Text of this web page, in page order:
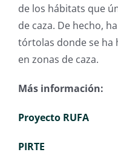
de los hábitats que
de caza. De hecho,
tórtolas donde se ha
en zonas de caza.
Más información:
Proyecto RUFA
PIRTE